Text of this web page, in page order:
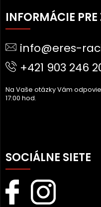
Á
P
T
INFORMÁCIE
info@eres-
+421 903 246
Na Vaše otázky Vám
17:00 hod.
SOCIÁLNE SIETE